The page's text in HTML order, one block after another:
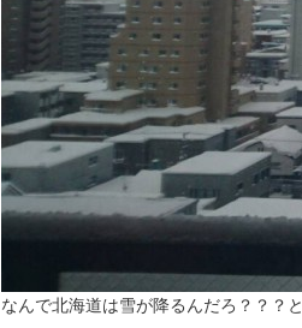
なんで北海道は雪が降るんだろ？？？と